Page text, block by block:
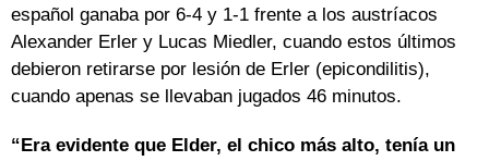
español ganaba por 6-4 y 1-1 frente a los austríacos
Alexander Erler y Lucas Miedler, cuando estos últimos
debieron retirarse por lesión de Erler (epicondilitis),
cuando apenas se llevaban jugados 46 minutos.
“Era evidente que Elder, el chico más alto, tenía un